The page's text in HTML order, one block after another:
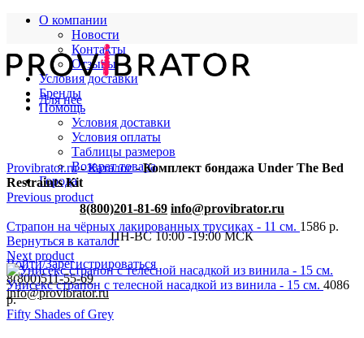
О компании
Новости
Контакты
Отзывы
Условия доставки
Бренды
Помощь
Условия доставки
Условия оплаты
Таблицы размеров
Возврат товара
Города
8(800)201-81-69 info@provibrator.ru
ПН-ВС 10:00 -19:00 МСК
Войти/Зарегистрироваться
8(800)511-55-69
info@provibrator.ru
Для нее
Provibrator.ru-Каталог-Комплект бондажа Under The Bed
Restraints Kit
Previous product
Страпон на чёрных лакированных трусиках - 11 см. 1586 р.
Вернуться в каталог
Next product
Унисекс страпон с телесной насадкой из винила - 15 см. 4086
р.
Fifty Shades of Grey